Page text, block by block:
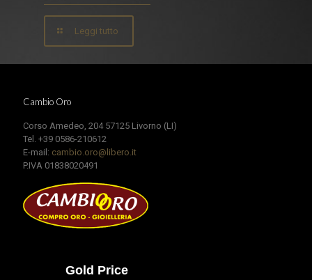
Leggi tutto
Cambio Oro
Corso Amedeo, 204 57125 Livorno (LI)
Tel. +39 0586-210612
E-mail: cambio.oro@libero.it
P.IVA 01838020491
Gold Price